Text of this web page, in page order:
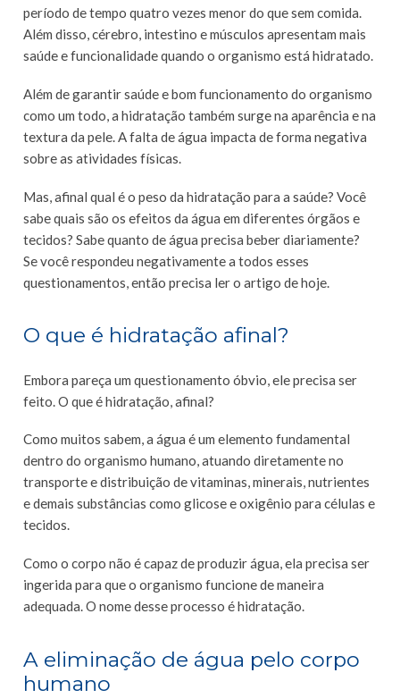
período de tempo quatro vezes menor do que sem comida.
Além disso, cérebro, intestino e músculos apresentam mais
saúde e funcionalidade quando o organismo está hidratado.
Além de garantir saúde e bom funcionamento do organismo
como um todo, a hidratação também surge na aparência e na
textura da pele. A falta de água impacta de forma negativa
sobre as atividades físicas.
Mas, afinal qual é o peso da hidratação para a saúde? Você
sabe quais são os efeitos da água em diferentes órgãos e
tecidos? Sabe quanto de água precisa beber diariamente?
Se você respondeu negativamente a todos esses
questionamentos, então precisa ler o artigo de hoje.
O que é hidratação afinal?
Embora pareça um questionamento óbvio, ele precisa ser
feito. O que é hidratação, afinal?
Como muitos sabem, a água é um elemento fundamental
dentro do organismo humano, atuando diretamente no
transporte e distribuição de vitaminas, minerais, nutrientes
e demais substâncias como glicose e oxigênio para células e
tecidos.
Como o corpo não é capaz de produzir água, ela precisa ser
ingerida para que o organismo funcione de maneira
adequada. O nome desse processo é hidratação.
A eliminação de água pelo corpo
humano